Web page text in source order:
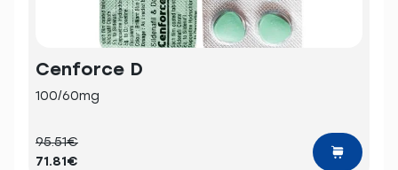
Cenforce D
100/60mg
95.51€
71.81€